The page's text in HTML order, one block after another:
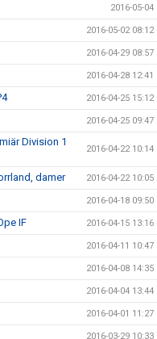
2016-05-04
2016-05-02 08:12
2016-04-29 08:57
2016-04-28 12:41
2016-04-25 15:12
2016-04-25 09:47
Division 1
2016-04-22 10:14
damer 2016-04-22 10:05
2016-04-18 09:50
IF 2016-04-15 13:16
2016-04-11 10:47
2016-04-08 14:35
2016-04-04 13:44
2016-04-01 11:27
2016-03-29 10:33